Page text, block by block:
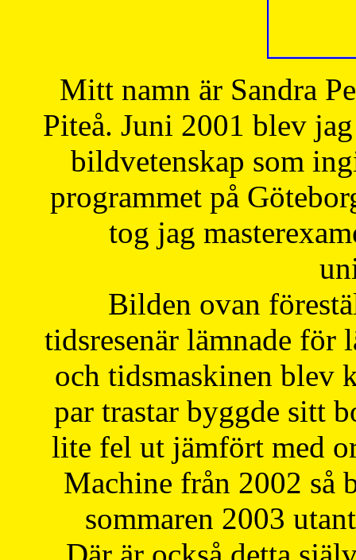
Mitt namn är Sandra
Piteå. Juni 2001 blev
bildvetenskap som
programmet på
tog jag
Bilden ovan
tidsresenär lämnade för
och tidsmaskinen blev
par trastar byggde sitt
lite fel ut jämfört med
Machine från 2002 så
sommaren 2003